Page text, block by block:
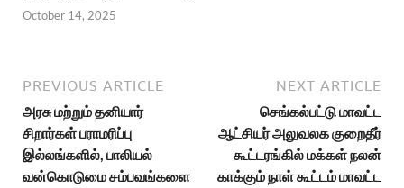
October 14, 2025
PREVIOUS ARTICLE
அரசு மற்றும் தனியார்
சிறார்கள் பராமரிப்பு
இல்லங்களில், பாலியல்
வன்கொடுமை சம்பவங்களை
NEXT ARTICLE
செங்கல்பட்டு மாவட்ட
ஆட்சியர் அலுவலக குறைதீர்
கூட்டரங்கில் மக்கள் நலன்
காக்கும் நாள் கூட்டம் மாவட்ட